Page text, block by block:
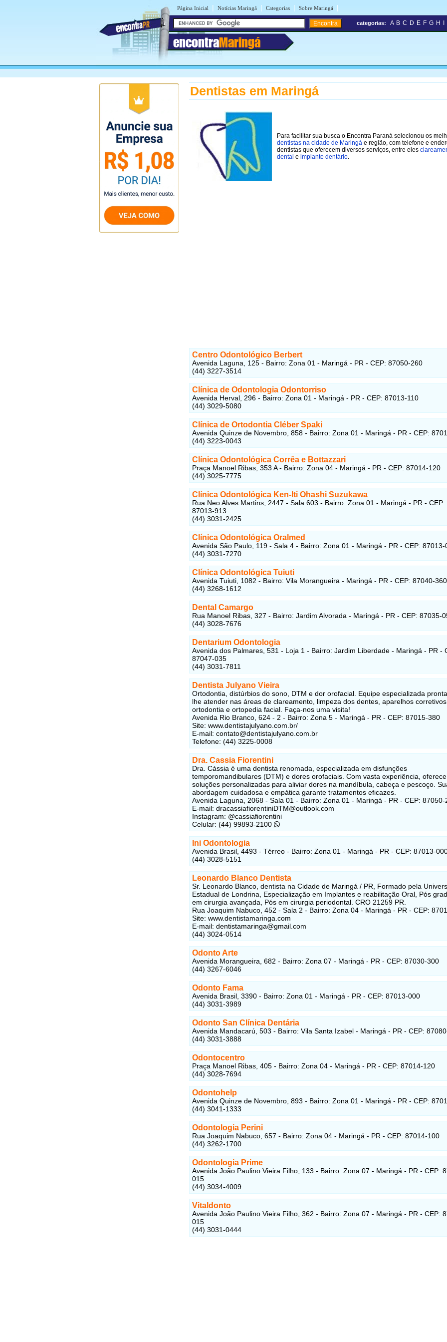
Página Inicial | Notícias Maringá | Categorias | Sobre Maringá |
encontraMaringá
categorias: A B C D E F G H
Dentistas em Maringá
Para facilitar sua busca o Encontra Paraná selecionou os
dentistas na cidade de Maringá e região, com telefone e
dentistas que oferecem diversos serviços, entre eles
dental e implante dentário
Centro Odontológico Berbert
Avenida Laguna, 125 - Bairro: Zona 01 - Maringá - PR - CEP: 87050-260
(44) 3227-3514
Clínica de Odontologia Odontorriso
Avenida Herval, 296 - Bairro: Zona 01 - Maringá - PR - CEP: 87013-110
(44) 3029-5080
Clínica de Ortodontia Cléber Spaki
Avenida Quinze de Novembro, 858 - Bairro: Zona 01 - Maringá - PR - CEP:
(44) 3223-0043
Clínica Odontológica Corrêa e Bottazzari
Praça Manoel Ribas, 353 A - Bairro: Zona 04 - Maringá - PR - CEP: 87014-120
(44) 3025-7775
Clínica Odontológica Ken-Iti Ohashi Suzukawa
Rua Neo Alves Martins, 2447 - Sala 603 - Bairro: Zona 01 - Maringá - PR - CEP:
87013-913
(44) 3031-2425
Clínica Odontológica Oralmed
Avenida São Paulo, 119 - Sala 4 - Bairro: Zona 01 - Maringá - PR - CEP: 87013-
(44) 3031-7270
Clínica Odontológica Tuiuti
Avenida Tuiuti, 1082 - Bairro: Vila Morangueira - Maringá - PR - CEP: 87040-360
(44) 3268-1612
Dental Camargo
Rua Manoel Ribas, 327 - Bairro: Jardim Alvorada - Maringá - PR - CEP: 87035-
(44) 3028-7676
Dentarium Odontologia
Avenida dos Palmares, 531 - Loja 1 - Bairro: Jardim Liberdade - Maringá - PR -
87047-035
(44) 3031-7811
Dentista Julyano Vieira
Ortodontia, distúrbios do sono, DTM e dor orofacial. Equipe especializada
lhe atender nas áreas de clareamento, limpeza dos dentes, aparelhos corretivos,
ortodontia e ortopedia facial. Faça-nos uma visita!
Avenida Rio Branco, 624 - 2 - Bairro: Zona 5 - Maringá - PR - CEP: 87015-380
Site: www.dentistajulyano.com.br/
E-mail: contato@dentistajulyano.com.br
Telefone: (44) 3225-0008
Dra. Cassia Fiorentini
Dra. Cássia é uma dentista renomada, especializada em disfunções
temporomandibulares (DTM) e dores orofaciais. Com vasta experiência, oferece
soluções personalizadas para aliviar dores na mandíbula, cabeça e pescoço.
abordagem cuidadosa e empática garante tratamentos eficazes.
Avenida Laguna, 2068 - Sala 01 - Bairro: Zona 01 - Maringá - PR - CEP: 87050-
E-mail: dracassiafiorentiniDTM@outlook.com
Instagram: @cassiafiorentini
Celular: (44) 99893-2100
Ini Odontologia
Avenida Brasil, 4493 - Térreo - Bairro: Zona 01 - Maringá - PR - CEP: 87013-
(44) 3028-5151
Leonardo Blanco Dentista
Sr. Leonardo Blanco, dentista na Cidade de Maringá / PR, Formado pela
Estadual de Londrina, Especialização em Implantes e reabilitação Oral, Pós
em cirurgia avançada, Pós em cirurgia periodontal. CRO 21259 PR.
Rua Joaquim Nabuco, 452 - Sala 2 - Bairro: Zona 04 - Maringá - PR - CEP:
Site: www.dentistamaringa.com
E-mail: dentistamaringa@gmail.com
(44) 3024-0514
Odonto Arte
Avenida Morangueira, 682 - Bairro: Zona 07 - Maringá - PR - CEP: 87030-300
(44) 3267-6046
Odonto Fama
Avenida Brasil, 3390 - Bairro: Zona 01 - Maringá - PR - CEP: 87013-000
(44) 3031-3989
Odonto San Clínica Dentária
Avenida Mandacarú, 503 - Bairro: Vila Santa Izabel - Maringá - PR - CEP:
(44) 3031-3888
Odontocentro
Praça Manoel Ribas, 405 - Bairro: Zona 04 - Maringá - PR - CEP: 87014-120
(44) 3028-7694
Odontohelp
Avenida Quinze de Novembro, 893 - Bairro: Zona 01 - Maringá - PR - CEP:
(44) 3041-1333
Odontologia Perini
Rua Joaquim Nabuco, 657 - Bairro: Zona 04 - Maringá - PR - CEP: 87014-100
(44) 3262-1700
Odontologia Prime
Avenida João Paulino Vieira Filho, 133 - Bairro: Zona 07 - Maringá - PR - CEP:
015
(44) 3034-4009
Vitaldonto
Avenida João Paulino Vieira Filho, 362 - Bairro: Zona 07 - Maringá - PR - CEP:
015
(44) 3031-0444